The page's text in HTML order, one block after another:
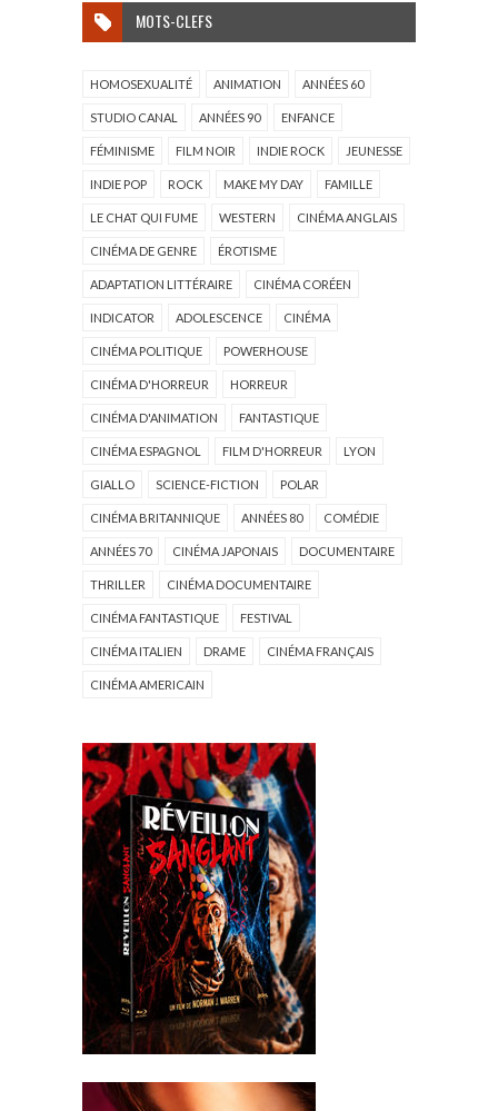
MOTS-CLEFS
HOMOSEXUALITÉ ANIMATION ANNÉES 60
STUDIO CANAL ANNÉES 90 ENFANCE
FÉMINISME FILM NOIR INDIE ROCK JEUNESSE
INDIE POP ROCK MAKE MY DAY FAMILLE
LE CHAT QUI FUME WESTERN CINÉMA ANGLAIS
CINÉMA DE GENRE ÉROTISME
ADAPTATION LITTÉRAIRE CINÉMA CORÉEN
INDICATOR ADOLESCENCE CINÉMA
CINÉMA POLITIQUE POWERHOUSE
CINÉMA D'HORREUR HORREUR
CINÉMA D'ANIMATION FANTASTIQUE
CINÉMA ESPAGNOL FILM D'HORREUR LYON
GIALLO SCIENCE-FICTION POLAR
CINÉMA BRITANNIQUE ANNÉES 80 COMÉDIE
ANNÉES 70 CINÉMA JAPONAIS DOCUMENTAIRE
THRILLER CINÉMA DOCUMENTAIRE
CINÉMA FANTASTIQUE FESTIVAL
CINÉMA ITALIEN DRAME CINÉMA FRANÇAIS
CINÉMA AMERICAIN